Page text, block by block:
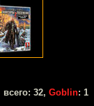
всего: 32, Goblin: 1